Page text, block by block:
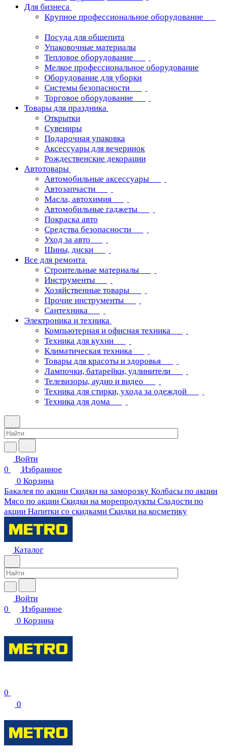
Для бизнеса
Крупное профессиональное оборудование
Посуда для общепита
Упаковочные материалы
Тепловое оборудование
Мелкое профессиональное оборудование
Оборудование для уборки
Системы безопасности
Торговое оборудование
Товары для праздника
Открытки
Сувениры
Подарочная упаковка
Аксессуары для вечеринок
Рождественские декорации
Автотовары
Автомобильные аксессуары
Автозапчасти
Масла, автохимия
Автомобильные гаджеты
Покраска авто
Средства безопасности
Уход за авто
Шины, диски
Все для ремонта
Строительные материалы
Инструменты
Хозяйственные товары
Прочие инструменты
Сантехника
Электроника и техника
Компьютерная и офисная техника
Техника для кухни
Климатическая техника
Товары для красоты и здоровья
Лампочки, батарейки, удлинители
Телевизоры, аудио и видео
Техника для стирки, ухода за одеждой
Техника для дома
Войти
0
Избранное
0 Корзина
Бакалея по акции Скидки на заморозку Колбасы по акции
Мясо по акции Скидки на морепродукты Сладости по
акции Напитки со скидками Скидки на косметику
Каталог
Войти
0
Избранное
0 Корзина
0
0